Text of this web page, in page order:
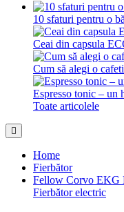
10 sfaturi pentru o
Ceai din capsula
Cum să alegi o
Espresso tonic – un
Toate articolele
Home
Fierbător
Fellow Corvo EKG
Fierbător electric